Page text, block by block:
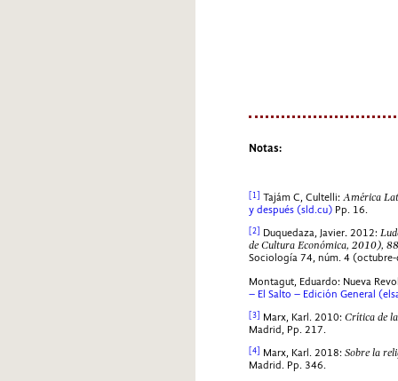
Notas:
[1] Tajám C, Cultelli: América
y después (sld.cu) Pp. 16.
[2] Duquedaza, Javier. 2012:
de Cultura Económica, 2010),
Sociología 74, núm. 4
Montagut, Eduardo: Nueva
– El Salto – Edición General
[3] Marx, Karl. 2010: Crítica de
Madrid, Pp. 217.
[4] Marx, Karl. 2018: Sobre la
Madrid. Pp. 346.